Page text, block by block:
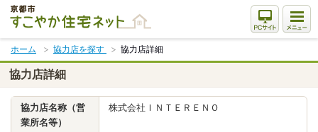
本
文
ま
で
ス
キ
ッ
ホーム 協力店を探す 協力店詳細
協力店詳細
協力店名称（営
業所名等）
株式会社ＩＮＴＥＲＥＮＯ